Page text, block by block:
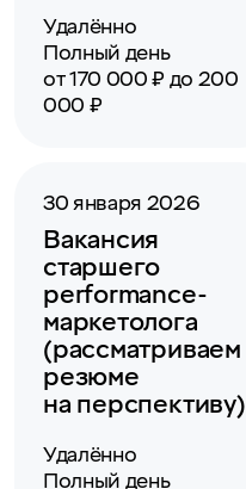
Удалённо
Полный день
от 170 000 ₽ до 200
000 ₽
30 января 2026
Вакансия
старшего
performance-
маркетолога
(рассматриваем
резюме
на перспективу)
Удалённо
Полный день